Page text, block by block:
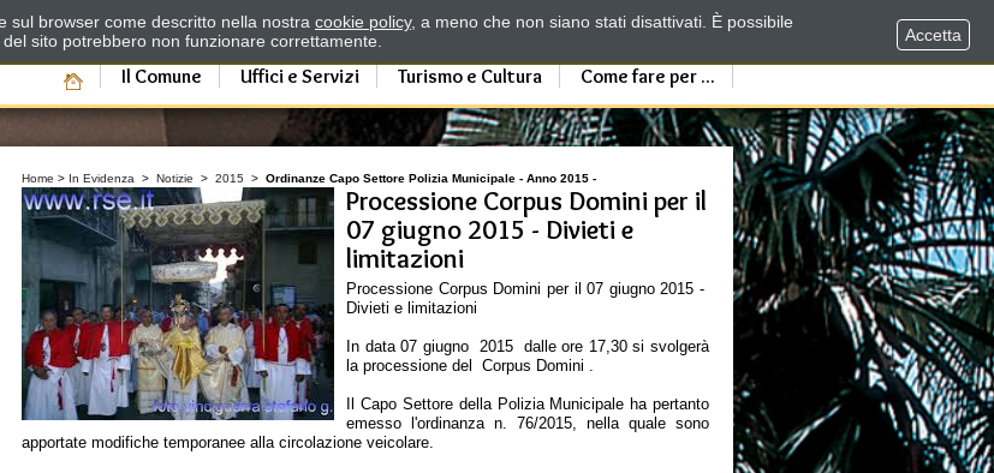
Il Comune Uffici e Servizi Turismo e Cultura Come fare per ...
Home > In Evidenza >Notizie >2015 >Ordinanze Capo Settore Polizia Municipale - Anno 2015 -
Processione Corpus Domini per il
07 giugno 2015 - Divieti e
limitazioni
Processione Corpus Domini per il 07 giugno 2015 -
Divieti e limitazioni
In data 07 giugno 2015 dalle ore 17,30 si svolgerà
la processione del Corpus Domini .
Il Capo Settore della Polizia Municipale ha pertanto
emesso l'ordinanza n. 76/2015, nella quale sono
apportate modifiche temporanee alla circolazione veicolare.
sul browser come descritto nella nostra cookie policy, a meno che non siano stati disattivati. È possibile
sito potrebbero non funzionare correttamente.
Accetta